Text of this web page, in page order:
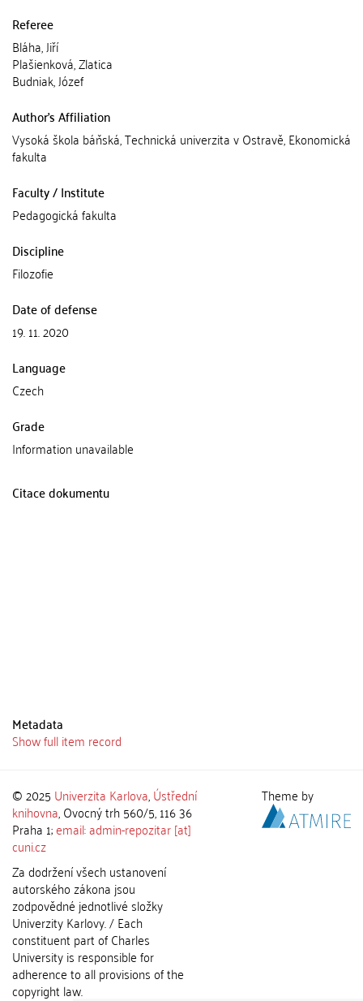
Referee
Bláha, Jiří
Plašienková, Zlatica
Budniak, Józef
Author's Affiliation
Vysoká škola báňská, Technická univerzita v Ostravě, Ekonomická
fakulta
Faculty / Institute
Pedagogická fakulta
Discipline
Filozofie
Date of defense
19. 11. 2020
Language
Czech
Grade
Information unavailable
Citace dokumentu
Metadata
Show full item record
© 2025 Univerzita Karlova,Ústřední
knihovna, Ovocný trh 560/5, 116 36
Praha 1;email: admin-repozitar [at]
cuni.cz
Za dodržení všech ustanovení
autorského zákona jsou
zodpovědné jednotlivé složky
Univerzity Karlovy. / Each
constituent part of Charles
University is responsible for
adherence to all provisions of the
copyright law.
Theme by